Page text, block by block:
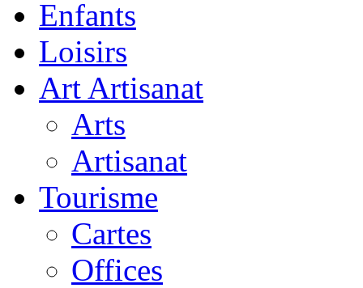
Enfants
Loisirs
Art Artisanat
Arts
Artisanat
Tourisme
Cartes
Offices